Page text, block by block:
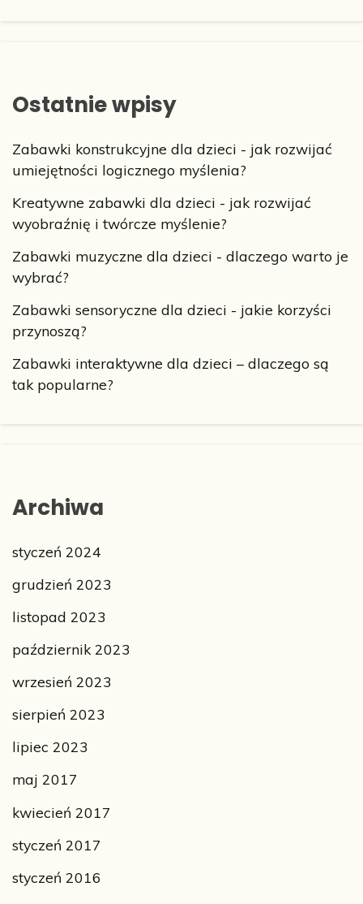
Ostatnie wpisy
Zabawki konstrukcyjne dla dzieci - jak rozwijać
umiejętności logicznego myślenia?
Kreatywne zabawki dla dzieci - jak rozwijać
wyobraźnię i twórcze myślenie?
Zabawki muzyczne dla dzieci - dlaczego warto je
wybrać?
Zabawki sensoryczne dla dzieci - jakie korzyści
przynoszą?
Zabawki interaktywne dla dzieci – dlaczego są
tak popularne?
Archiwa
styczeń 2024
grudzień 2023
listopad 2023
październik 2023
wrzesień 2023
sierpień 2023
lipiec 2023
maj 2017
kwiecień 2017
styczeń 2017
styczeń 2016